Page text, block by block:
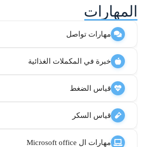
المهارات
مهارات تواصل
خبرة في المكملات الغذائية
قياس الضغط
قياس السكر
مهارات ال Microsoft office